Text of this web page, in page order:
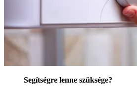
Segítségre lenne szüksége?